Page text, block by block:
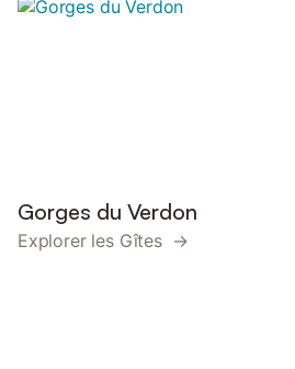
Gorges du Verdon
Explorer les Gîtes →